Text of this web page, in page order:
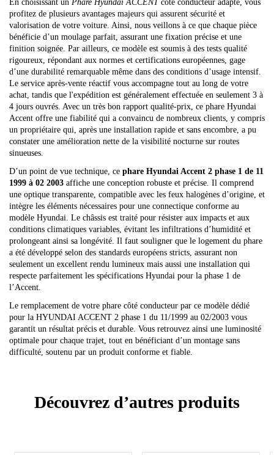
En choisissant un Phare Hyundai ACCENT côté conducteur adapté, vous
profitez de plusieurs avantages majeurs qui assurent sécurité et
valorisation de votre voiture. Ainsi, nous veillons à ce que chaque pièce
bénéficie d’un moulage parfait, assurant une fixation précise et une
finition soignée. Par ailleurs, ce modèle est soumis à des tests qualité
rigoureux, répondant aux normes et certifications européennes, gage
d’une durabilité remarquable même dans des conditions d’usage intensif.
Le service après-vente réactif vous accompagne tout au long de votre
achat, tandis que l'expédition est généralement effectuée en seulement 3 à
4 jours ouvrés. Avec un très bon rapport qualité-prix, ce phare Hyundai
Accent offre une fiabilité qui a convaincu de nombreux clients, y compris
un propriétaire qui, après une installation rapide et sans encombre, a pu
constater une amélioration nette de la visibilité nocturne sur routes
sinueuses.
D’un point de vue technique, ce phare Hyundai Accent 2 phase 1 de 11
1999 à 02 2003 affiche une conception robuste et précise. Il comprend
une optique transparente, compatible avec les feux halogènes d’origine, et
intègre les éléments nécessaires pour une connectique conforme au
modèle Hyundai. Le châssis est traité pour résister aux impacts et aux
conditions climatiques variables, évitant les infiltrations d’humidité et
prolongeant ainsi sa longévité. Il faut souligner que le logement du phare
a été développé selon des standards européens stricts, assurant non
seulement un excellent rendu lumineux mais aussi une installation qui
respecte parfaitement les spécifications Hyundai pour la phase 1 de
l’Accent.
Le remplacement de votre phare côté conducteur par ce modèle dédié
pour la HYUNDAI ACCENT 2 phase 1 du 11/1999 au 02/2003 vous
garantit un résultat précis et durable. Vous retrouvez ainsi une luminosité
optimale pour chaque trajet, tout en bénéficiant d’un montage sans
difficulté, soutenu par un produit conforme et fiable.
Découvrez d’autres produits